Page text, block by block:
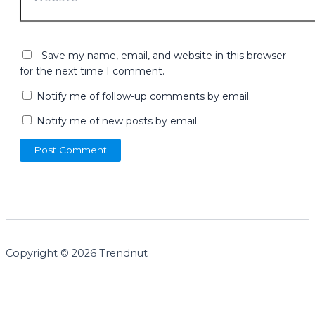
Save my name, email, and website in this browser
for the next time I comment.
Notify me of follow-up comments by email.
Notify me of new posts by email.
Copyright © 2026 Trendnut